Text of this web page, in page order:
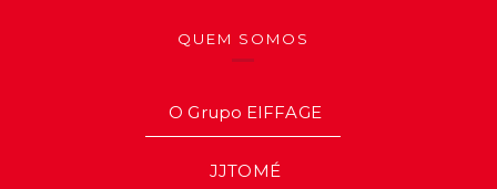
QUEM SOMOS
O Grupo EIFFAGE
JJTOMÉ